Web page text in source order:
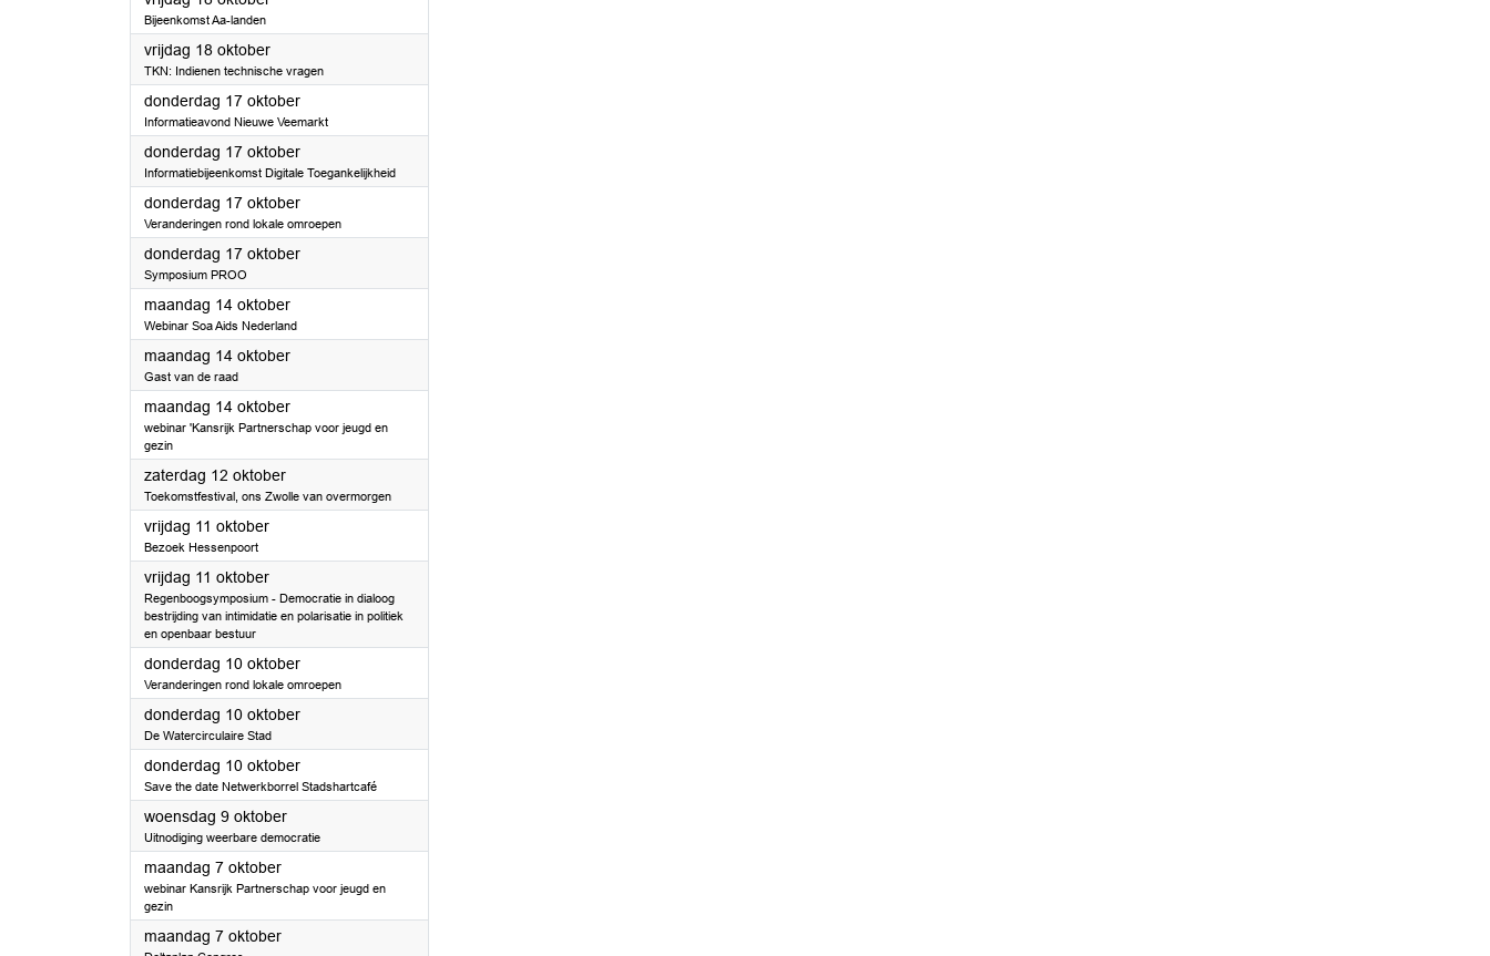
Bijeenkomst Aa-landen
vrijdag 18 oktober2024
TKN: Indienen technische vragen
donderdag 17 oktober2024
Informatieavond Nieuwe Veemarkt
donderdag 17 oktober2024
Informatiebijeenkomst Digitale Toegankelijkheid
donderdag 17 oktober2024
Veranderingen rond lokale omroepen
donderdag 17 oktober2024
Symposium PROO
maandag 14 oktober2024
Webinar Soa Aids Nederland
maandag 14 oktober2024
Gast van de raad
maandag 14 oktober2024
webinar 'Kansrijk Partnerschap voor jeugd en
gezin
zaterdag 12 oktober2024
Toekomstfestival, ons Zwolle van overmorgen
vrijdag 11 oktober2024
Bezoek Hessenpoort
vrijdag 11 oktober2024
Regenboogsymposium - Democratie in dialoog
bestrijding van intimidatie en polarisatie in politiek
en openbaar bestuur
donderdag 10 oktober2024
Veranderingen rond lokale omroepen
donderdag 10 oktober2024
De Watercirculaire Stad
donderdag 10 oktober2024
Save the date Netwerkborrel Stadshartcafé
woensdag 9 oktober2024
Uitnodiging weerbare democratie
maandag 7 oktober2024
webinar Kansrijk Partnerschap voor jeugd en
gezin
maandag 7 oktober2024